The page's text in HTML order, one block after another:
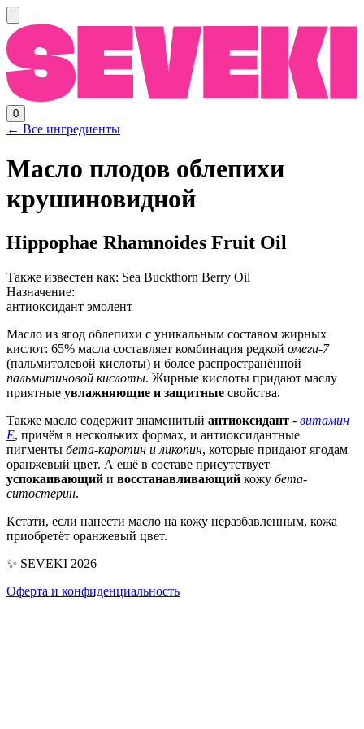
0
← Все ингредиенты
Масло плодов облепихи
крушиновидной
Hippophae Rhamnoides Fruit Oil
Также известен как: Sea Buckthorn Berry Oil
Назначение:
антиоксидант эмолент
Масло из ягод облепихи с уникальным составом жирных
кислот: 65% масла составляет комбинация редкой омеги-7
(пальмитолевой кислоты) и более распространённой
пальмитиновой кислоты. Жирные кислоты придают маслу
приятные увлажняющие и защитные свойства.
Также масло содержит знаменитый антиоксидант - витамин
Е, причём в нескольких формах, и антиоксидантные
пигменты бета-каротин и ликопин, которые придают ягодам
оранжевый цвет. А ещё в составе присутствует
успокаивающий и восстанавливающий кожу бета-
ситостерин.
Кстати, если нанести масло на кожу неразбавленным, кожа
приобретёт оранжевый цвет.
✨ SEVEKI 2026
Оферта и конфиденциальность